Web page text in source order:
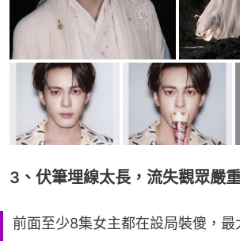
3、伏筆埋線太長，流失觀眾嚴
前面至少8集女主都在設局裝傻，最